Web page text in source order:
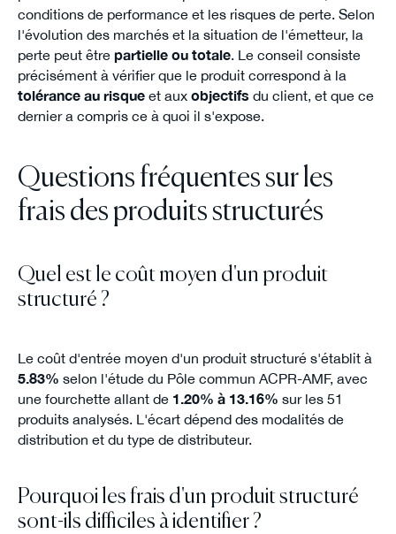
conditions de performance et les risques de perte. Selon
l'évolution des marchés et la situation de l'émetteur, la
perte peut être partielle ou totale. Le conseil consiste
précisément à vérifier que le produit correspond à la
tolérance au risqueet aux objectifs du client, et que ce
dernier a compris ce à quoi il s'expose.
Questions fréquentes sur les
frais des produits structurés
Quel est le coût moyen d'un produit
structuré ?
Le coût d'entrée moyen d'un produit structuré s'établit à
5.83% selon l'étude du Pôle commun ACPR-AMF, avec
une fourchette allant de 1.20% à 13.16% sur les 51
produits analysés. L'écart dépend des modalités de
distribution et du type de distributeur.
Pourquoi les frais d'un produit structuré
sont-ils difficiles à identifier ?